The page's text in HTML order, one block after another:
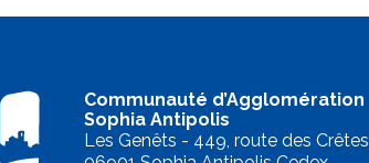
Communauté d’Agglomération
Sophia Antipolis
Les Genêts - 449, route des Crêtes